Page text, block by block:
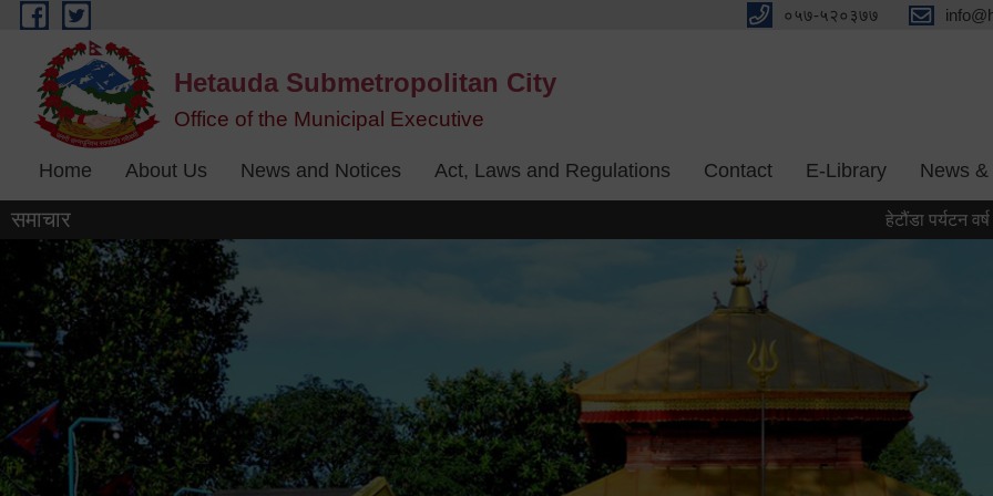
Skip to main content ०५७-५२०३७७
Hetauda Submetropolitan City
Office of the Municipal Executive
Home About Us News and Notices Act, Laws and Regulations Contact E-Library News
समाचार हेटौंडा पर्यटन वर्ष